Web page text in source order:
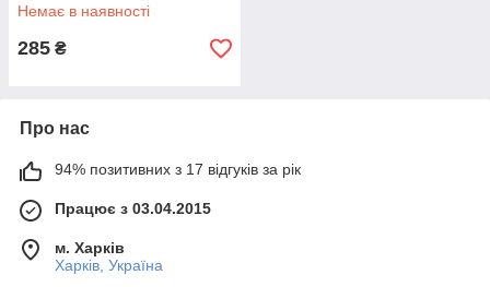
Немає в наявності
285 ₴
Про нас
94% позитивних з 17 відгуків за рік
Працює з 03.04.2015
м. Харків
Харків, Україна